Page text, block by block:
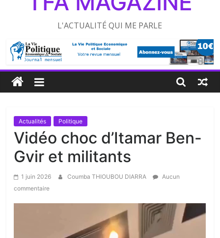
L'ACTUALITÉ QUI ME PARLE
Actualités Politique
Vidéo choc d’Itamar Ben-
Gvir et militants
1 juin 2026 Coumba THIOUBOU DIARRA
Aucun
commentaire